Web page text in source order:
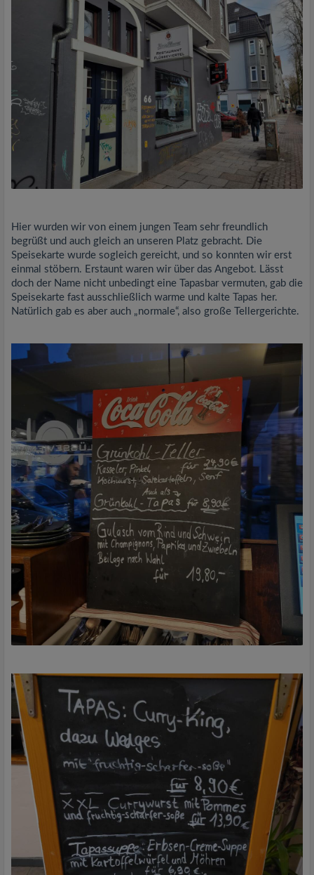
Hier wurden wir von einem jungen Team sehr freundlich
begrüßt und auch gleich an unseren Platz gebracht. Die
Speisekarte wurde sogleich gereicht, und so konnten wir erst
einmal stöbern. Erstaunt waren wir über das Angebot. Lässt
doch der Name nicht unbedingt eine Tapasbar vermuten, gab die
Speisekarte fast ausschließlich warme und kalte Tapas her.
Natürlich gab es aber auch „normale“, also große Tellergerichte.